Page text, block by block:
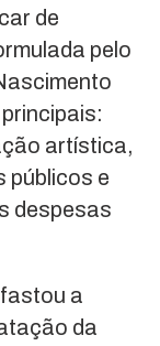
de
pelo
artística,
públicos e
despesas
a
da